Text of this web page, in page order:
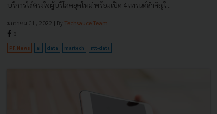
บริการได้ตรงใจผู้บริโภคยุคใหม่ พร้อมเปิด 4 เทรนด์สำคัญใ...
มกราคม 31, 2022 | By Techsauce Team
0
PR News ai data martech ntt-data